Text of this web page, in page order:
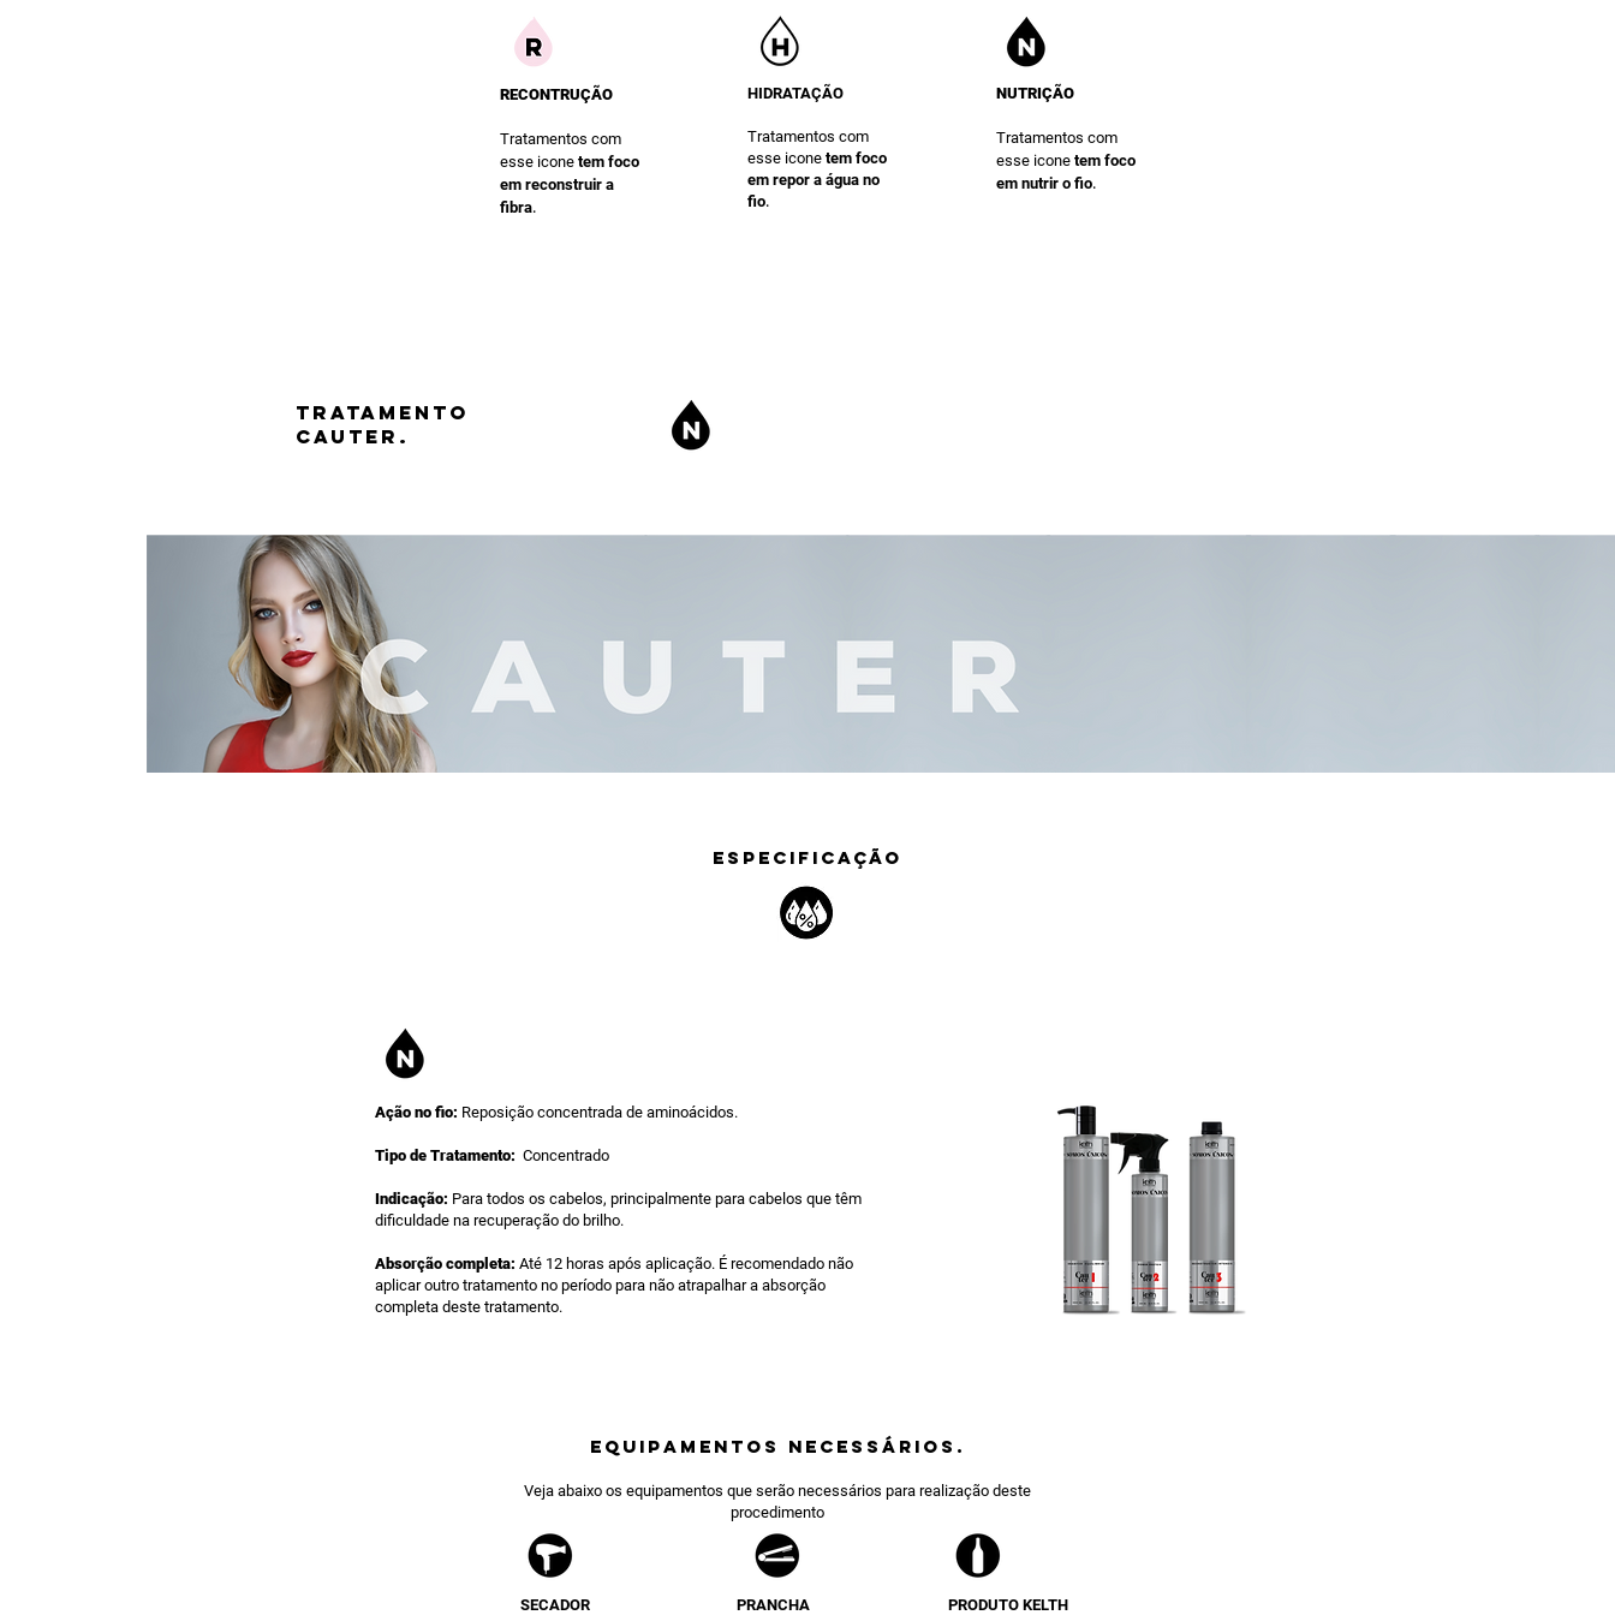
TRATAMENTO
CAUTER.
ESPECIFICAÇÃO
Ação no fio: Reposição concentrada de aminoácidos.
Tipo de Tratamento: Concentrado
Indicação: Para todos os cabelos, principalmente para cabelos que têm
dificuldade na recuperação do brilho.
Absorção completa: Até 12 horas após aplicação. É recomendado não
aplicar outro tratamento no período para não atrapalhar a absorção
completa deste tratamento.
equipamentos NECESSÁRIOS.
Veja abaixo os equipamentos que serão necessários para realização deste
procedimento
SECADOR PRANCHA PRODUTO KELTH
RECONTRUÇÃO
Tratamentos com
esse icone tem foco
em reconstruir a
fibra.
HIDRATAÇÃO
Tratamentos com
esse icone tem foco
em repor a água no
fio.
NUTRIÇÃO
Tratamentos com
esse icone tem foco
em nutrir o fio.